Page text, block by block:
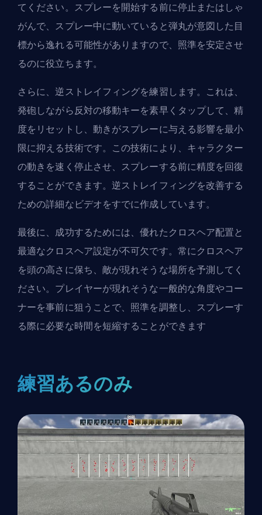
てください。スプレーを開始する前に停止またはしゃ
がんで、スプレー中に動いていると弾丸が意図した目
標から逸れる可能性がありますので、照準を安定させ
るのに役立ちます。
さらに、逆ストレイフィングを練習します。これは、
発砲しながら反対の移動キーを素早くタップして、精
度をリセットし、動きがスプレーに与える影響を最小
限に抑える技術です。この技術により、キャラクター
の動きを速く停止させ、スプレーする前に精度を回復
することができます。逆ストレイフィングを改善する
ための詳細なビデオをすでに作成しています。
最後に、成功するためには、優れたクロスヘア配置と
最適なクロスヘア設定が不可欠です。常にクロスヘア
を頭の高さに保ち、敵が現れそうな場所を予測してく
ださい。プレイヤーが現れそうな一般的な角度やコー
ナーを事前に狙うことで、照準を調整し、スプレーす
る際に必要な時間を短縮することができます
練習あるのみ